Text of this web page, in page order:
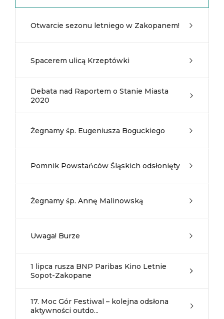
Otwarcie sezonu letniego w Zakopanem!
Spacerem ulicą Krzeptówki
Debata nad Raportem o Stanie Miasta
2020
Żegnamy śp. Eugeniusza Boguckiego
Pomnik Powstańców Śląskich odsłonięty
Żegnamy śp. Annę Malinowską
Uwaga! Burze
1 lipca rusza BNP Paribas Kino Letnie
Sopot-Zakopane
17. Moc Gór Festiwal – kolejna odsłona
aktywności outdo...